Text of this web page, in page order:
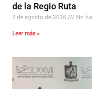
de la Regio Ruta
5 de agosto de 2026 No
Leer más »